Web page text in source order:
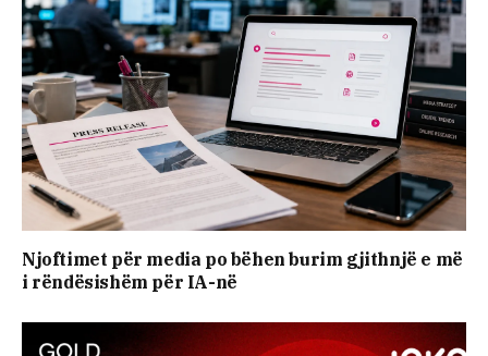
Njoftimet për media po bëhen burim gjithnjë e më
i rëndësishëm për IA-në